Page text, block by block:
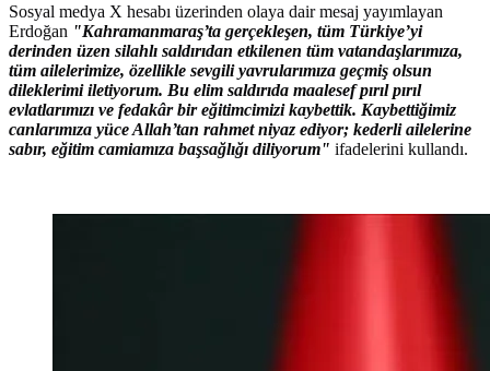
Sosyal medya X hesabı üzerinden olaya dair mesaj yayımlayan
Erdoğan "Kahramanmaraş’ta gerçekleşen, tüm Türkiye’yi
derinden üzen silahlı saldırıdan etkilenen tüm vatandaşlarımıza,
tüm ailelerimize, özellikle sevgili yavrularımıza geçmiş olsun
dileklerimi iletiyorum. Bu elim saldırıda maalesef pırıl pırıl
evlatlarımızı ve fedakâr bir eğitimcimizi kaybettik. Kaybettiğimiz
canlarımıza yüce Allah’tan rahmet niyaz ediyor; kederli ailelerine
sabır, eğitim camiamıza başsağlığı diliyorum" ifadelerini kullandı.